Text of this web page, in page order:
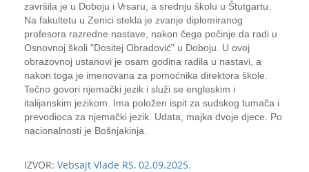
završila je u Doboju i Vrsaru, a srednju školu u Štutgartu.
Na fakultetu u Zenici stekla je zvanje diplomiranog
profesora razredne nastave, nakon čega počinje da radi u
Osnovnoj školi "Dositej Obradović" u Doboju. U ovoj
obrazovnoj ustanovi je osam godina radila u nastavi, a
nakon toga je imenovana za pomoćnika direktora škole.
Tečno govori njemački jezik i služi se engleskim i
italijanskim jezikom. Ima položen ispit za sudskog tumača i
prevodioca za njemački jezik. Udata, majka dvoje djece. Po
nacionalnosti je Bošnjakinja.
IZVOR: Vebsajt Vlade RS, 02.09.2025.